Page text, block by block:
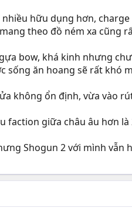
nhiều hữu dụng hơn,
theo đồ ném xa cũng
bow, khá kinh nhưng
sống ăn hoang sẽ rất khó
không ổn định, vừa vào
faction giữa châu âu hơn
Shogun 2 với mình vẫn